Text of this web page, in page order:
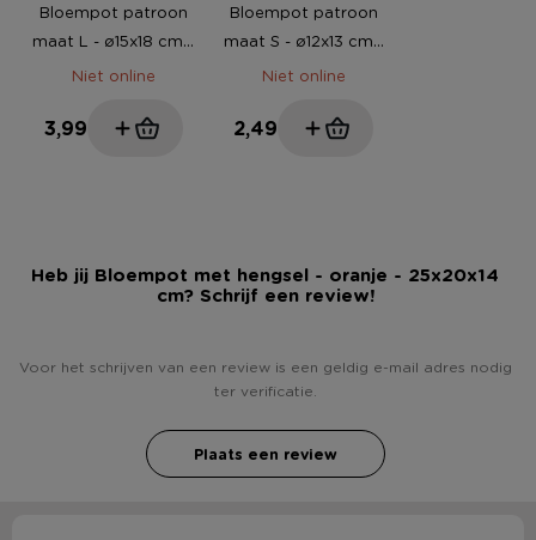
Bloempot patroon
maat L - ø15x18 cm -
oranje
Niet online
3,99
Bloempot patroon
maat S - ø12x13 cm -
oranje
Niet online
2,49
Heb jij Bloempot met hengsel - oranje - 25x20x14
cm? Schrijf een review!
Voor het schrijven van een review is een geldig e-mail adres nodig
ter verificatie.
Plaats een review